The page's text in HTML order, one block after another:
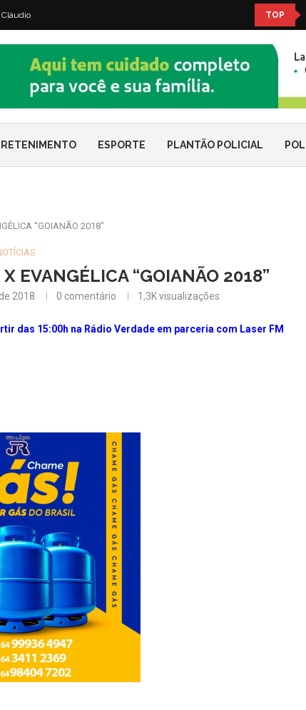
TOP
ESPORTE PLANTÃO POLICIAL
“GOIANÃO 2018”
EVANGÉLICA “GOIANÃO 2018”
2018 0 comentário 1,3Kvisualizações
das 15:00h na Rádio Verdade em parceria com Laser FM